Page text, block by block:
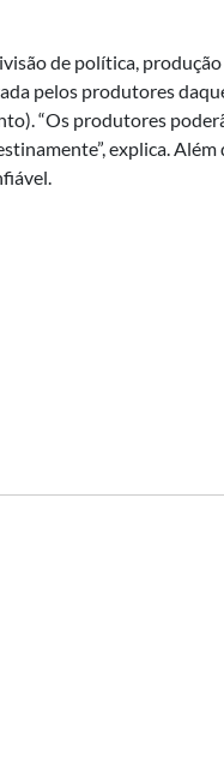
de política,
pelos produtores
“Os produtores
explica.